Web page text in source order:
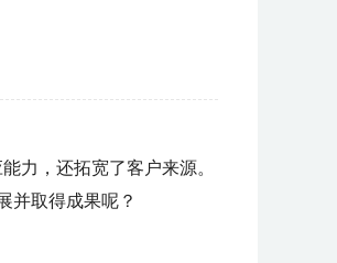
力，还拓宽了客户来源。
并取得成果呢？